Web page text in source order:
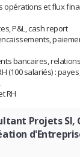
opérations et flux
P&L, cash report
bancaires,
(100 salariés) :
RH
Projets SI,